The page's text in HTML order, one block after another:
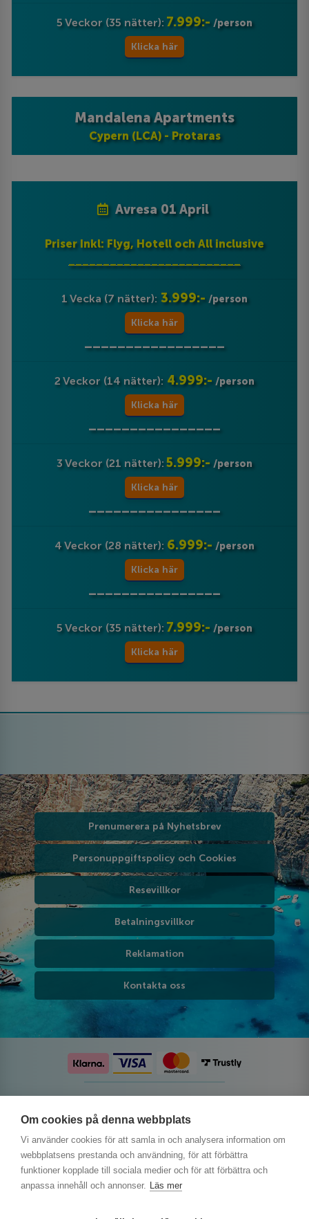
Om cookies på denna webbplats
Vi använder cookies för att samla in och analysera information om
webbplatsens prestanda och användning, för att förbättra
funktioner kopplade till sociala medier och för att förbättra och
anpassa innehåll och annonser. Läs mer
5 Veckor (35 nätter): 7.999:- /person
Klicka här
Mandalena Apartments
Cypern (LCA) - Protaras
Avresa 01 April
Priser Inkl: Flyg, Hotell och All inclusive
_________________________
1 Vecka (7 nätter): 3.999:- /person
Klicka här
_________________
2 Veckor (14 nätter): 4.999:- /person
Klicka här
________________
3 Veckor (21 nätter): 5.999:- /person
Klicka här
________________
4 Veckor (28 nätter): 6.999:- /person
Klicka här
________________
5 Veckor (35 nätter): 7.999:- /person
Klicka här
Prenumerera på Nyhetsbrev
Personuppgiftspolicy och Cookies
Resevillkor
Betalningsvillkor
Reklamation
Kontakta oss